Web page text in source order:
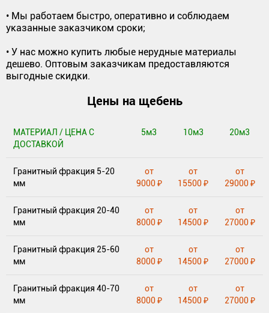
• Мы работаем быстро, оперативно и соблюдаем
указанные заказчиком сроки;
• У нас можно купить любые нерудные материалы
дешево. Оптовым заказчикам предоставляются
выгодные скидки.
Цены на щебень
МАТЕРИАЛ / ЦЕНА С
ДОСТАВКОЙ
5м3 10м3 20м3
Гранитный фракция 5-20
мм
от
9000 ₽
от
15500 ₽
от
29000 ₽
Гранитный фракция 20-40
мм
от
8000 ₽
от
14500 ₽
от
27000 ₽
Гранитный фракция 25-60
мм
от
8000 ₽
от
14500 ₽
от
27000 ₽
Гранитный фракция 40-70
мм
от
8000 ₽
от
14500 ₽
от
27000 ₽